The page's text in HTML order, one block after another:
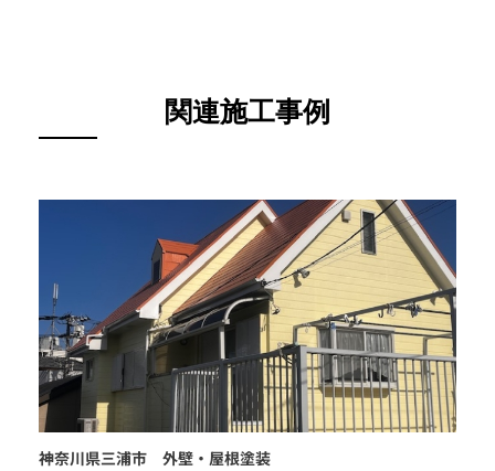
関連施工事例
神奈川県三浦市 外壁・屋根塗装